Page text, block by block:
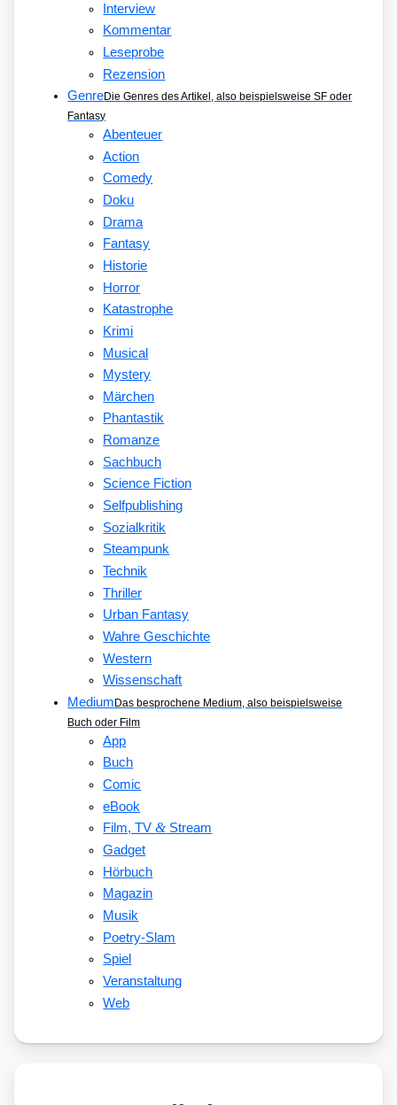
Interview
Kommentar
Leseprobe
Rezension
GenreDie Genres des Artikel, also beispielsweise SF oder
Fantasy
Abenteuer
Action
Comedy
Doku
Drama
Fantasy
Historie
Horror
Katastrophe
Krimi
Musical
Mystery
Märchen
Phantastik
Romanze
Sachbuch
Science Fiction
Selfpublishing
Sozialkritik
Steampunk
Technik
Thriller
Urban Fantasy
Wahre Geschichte
Western
Wissenschaft
MediumDas besprochene Medium, also beispielsweise
Buch oder Film
App
Buch
Comic
eBook
Film, TV&Stream
Gadget
Hörbuch
Magazin
Musik
Poetry-Slam
Spiel
Veranstaltung
Web